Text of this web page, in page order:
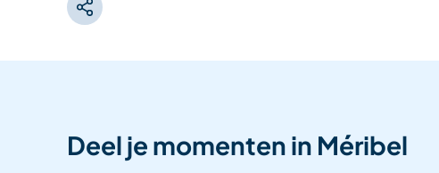
Deel je momenten in Méribel